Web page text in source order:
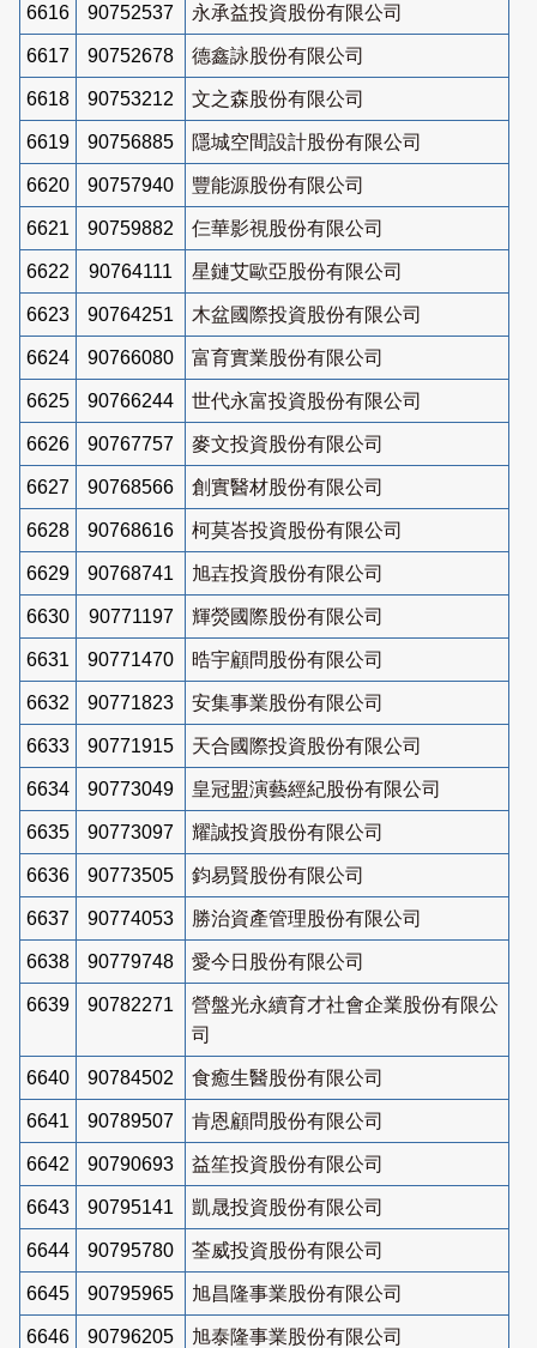
6616 90752537 永承益投資股份有限公司
6617 90752678 德鑫詠股份有限公司
6618 90753212 文之森股份有限公司
6619 90756885 隱城空間設計股份有限公司
6620 90757940 豐能源股份有限公司
6621 90759882 仨華影視股份有限公司
6622 90764111 星鏈艾歐亞股份有限公司
6623 90764251 木盆國際投資股份有限公司
6624 90766080 富育實業股份有限公司
6625 90766244 世代永富投資股份有限公司
6626 90767757 麥文投資股份有限公司
6627 90768566 創實醫材股份有限公司
6628 90768616 柯莫峇投資股份有限公司
6629 90768741 旭壵投資股份有限公司
6630 90771197 輝熒國際股份有限公司
6631 90771470 晧宇顧問股份有限公司
6632 90771823 安集事業股份有限公司
6633 90771915 天合國際投資股份有限公司
6634 90773049 皇冠盟演藝經紀股份有限公司
6635 90773097 耀誠投資股份有限公司
6636 90773505 鈞易賢股份有限公司
6637 90774053 勝治資產管理股份有限公司
6638 90779748 愛今日股份有限公司
6639 90782271
營盤光永續育才社會企業股份有限公
司
6640 90784502 食癒生醫股份有限公司
6641 90789507 肯恩顧問股份有限公司
6642 90790693 益笙投資股份有限公司
6643 90795141 凱晟投資股份有限公司
6644 90795780 荃威投資股份有限公司
6645 90795965 旭昌隆事業股份有限公司
6646 90796205 旭泰隆事業股份有限公司